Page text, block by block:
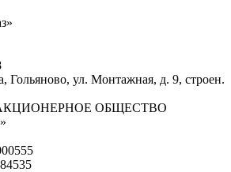
Гольяново, ул. Монтажная, д. 9, строен.
ОБЩЕСТВО